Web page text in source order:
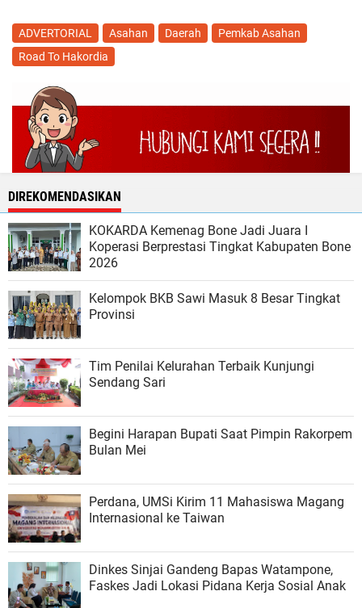
ADVERTORIAL Asahan Daerah
Pemkab Asahan
Road To Hakordia
DIREKOMENDASIKAN
KOKARDA Kemenag Bone Jadi Juara I
Koperasi Berprestasi Tingkat Kabupaten Bone
2026
Kelompok BKB Sawi Masuk 8 Besar Tingkat
Provinsi
Tim Penilai Kelurahan Terbaik Kunjungi
Sendang Sari
Begini Harapan Bupati Saat Pimpin Rakorpem
Bulan Mei
Perdana, UMSi Kirim 11 Mahasiswa Magang
Internasional ke Taiwan
Dinkes Sinjai Gandeng Bapas Watampone,
Faskes Jadi Lokasi Pidana Kerja Sosial Anak